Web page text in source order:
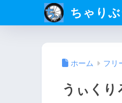
ちゃり
ホーム フリ
うぃくり